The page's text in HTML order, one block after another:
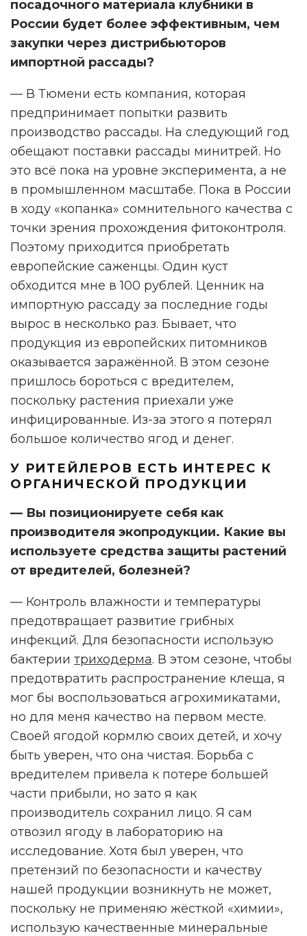
посадочного материала клубники в
России будет более эффективным, чем
закупки через дистрибьюторов
импортной рассады?
— В Тюмени есть компания, которая
предпринимает попытки развить
производство рассады. На следующий год
обещают поставки рассады минитрей. Но
это всё пока на уровне эксперимента, а не
в промышленном масштабе. Пока в России
в ходу «копанка» сомнительного качества с
точки зрения прохождения фитоконтроля.
Поэтому приходится приобретать
европейские саженцы. Один куст
обходится мне в 100 рублей. Ценник на
импортную рассаду за последние годы
вырос в несколько раз. Бывает, что
продукция из европейских питомников
оказывается заражённой. В этом сезоне
пришлось бороться с вредителем,
поскольку растения приехали уже
инфицированные. Из-за этого я потерял
большое количество ягод и денег.
У РИТЕЙЛЕРОВ ЕСТЬ ИНТЕРЕС К
ОРГАНИЧЕСКОЙ ПРОДУКЦИИ
— Вы позиционируете себя как
производителя экопродукции. Какие вы
используете средства защиты растений
от вредителей, болезней?
— Контроль влажности и температуры
предотвращает развитие грибных
инфекций. Для безопасности использую
бактерии триходерма. В этом сезоне, чтобы
предотвратить распространение клеща, я
мог бы воспользоваться агрохимикатами,
но для меня качество на первом месте.
Своей ягодой кормлю своих детей, и хочу
быть уверен, что она чистая. Борьба с
вредителем привела к потере большей
части прибыли, но зато я как
производитель сохранил лицо. Я сам
отвозил ягоду в лабораторию на
исследование. Хотя был уверен, что
претензий по безопасности и качеству
нашей продукции возникнуть не может,
поскольку не применяю жёсткой «химии»,
использую качественные минеральные